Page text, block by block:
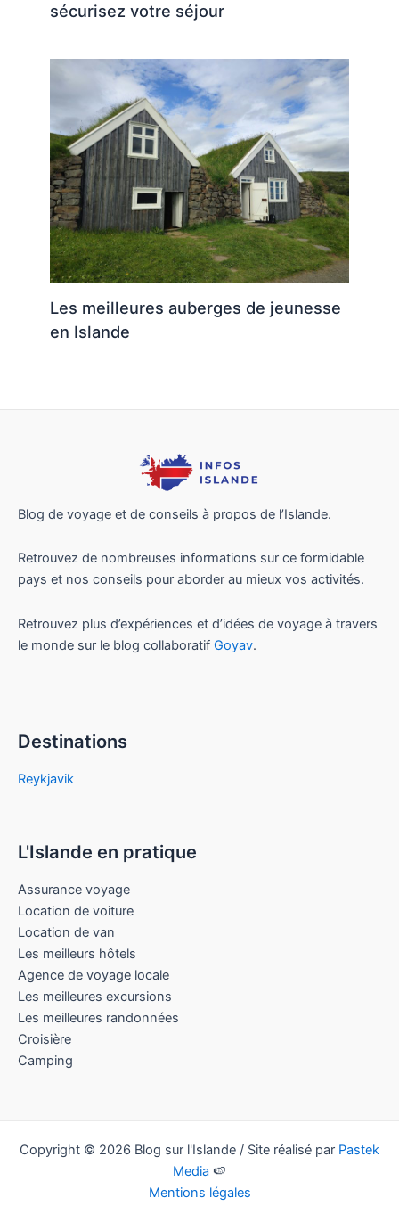
sécurisez votre séjour
Les meilleures auberges de jeunesse
en Islande
Blog de voyage et de conseils à propos de l’Islande.
Retrouvez de nombreuses informations sur ce formidable
pays et nos conseils pour aborder au mieux vos activités.
Retrouvez plus d’expériences et d’idées de voyage à travers
le monde sur le blog collaboratif Goyav.
Destinations
Reykjavik
L'Islande en pratique
Assurance voyage
Location de voiture
Location de van
Les meilleurs hôtels
Agence de voyage locale
Les meilleures excursions
Les meilleures randonnées
Croisière
Camping
Copyright © 2026 Blog sur l'Islande / Site réalisé par Pastek
Media 🍉
Mentions légales